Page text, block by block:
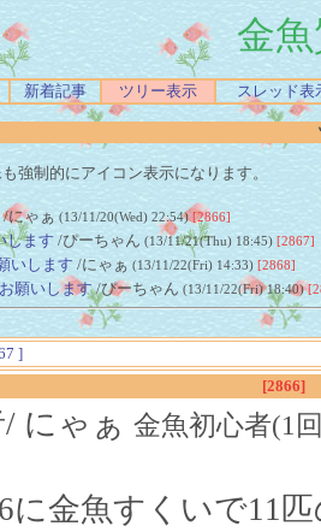
金
新着記事 ツリー表示 スレッド表
強制的にアイコン表示になります。
/にゃぁ (13/11/20(Wed) 22:54)[2866]
します /ぴーちゃん (13/11/21(Thu) 18:45) [2867]
いします /にゃぁ (13/11/22(Fri) 14:33) [2868]
願いします/ぴーちゃん (13/11/22(Fri) 18:40)
]
[2866]
にゃぁ 金魚初心者(1
に金魚すくいで11